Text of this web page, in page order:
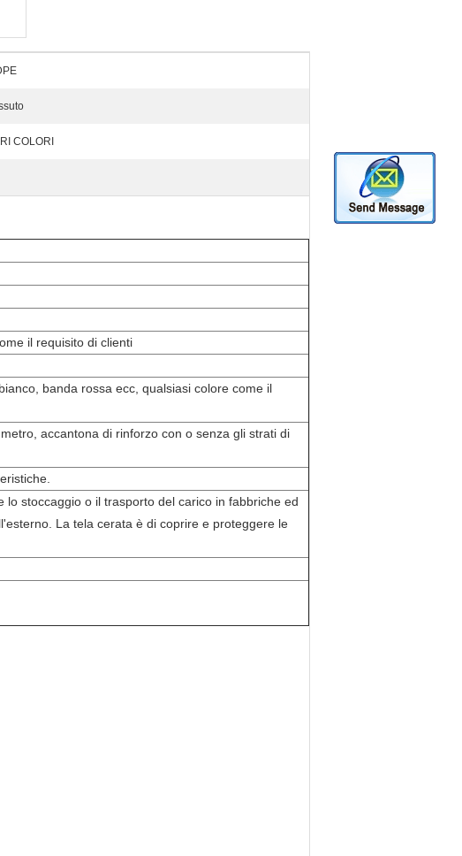
COLORI
il requisito di clienti
banda rossa ecc, qualsiasi colore come il
accantona di rinforzo con o senza gli strati di
stoccaggio o il trasporto del carico in fabbriche ed
La tela cerata è di coprire e proteggere le